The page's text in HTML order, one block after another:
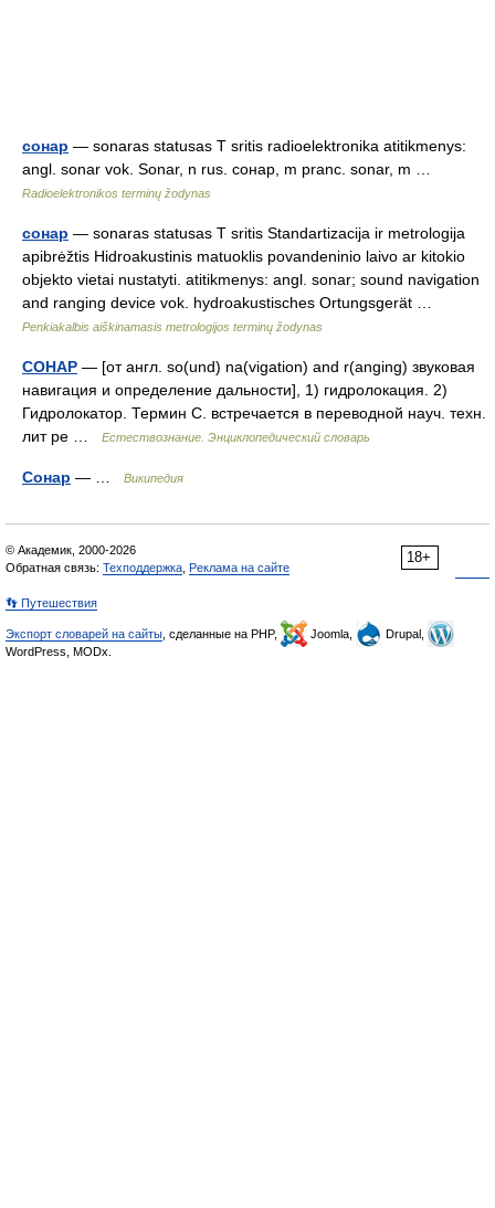
сонар — sonaras statusas T sritis radioelektronika atitikmenys:
angl. sonar vok. Sonar, n rus. сонар, m pranc. sonar, m …
Radioelektronikos terminų žodynas
сонар — sonaras statusas T sritis Standartizacija ir metrologija
apibrėžtis Hidroakustinis matuoklis povandeninio laivo ar kitokio
objekto vietai nustatyti. atitikmenys: angl. sonar; sound navigation
and ranging device vok. hydroakustisches Ortungsgerät …
Penkiakalbis aiškinamasis metrologijos terminų žodynas
СОНАР — [от англ. so(und) na(vigation) and r(anging) звуковая
навигация и определение дальности], 1) гидролокация. 2)
Гидролокатор. Термин С. встречается в переводной науч. техн.
лит ре …
Естествознание. Энциклопедический словарь
Сонар — … Википедия
18+
© Академик, 2000-2026
Обратная связь: Техподдержка Реклама на сайте
👣 Путешествия
Экспорт словарей на сайты , сделанные на PHP, Joomla,
Drupal,
WordPress, MODx.